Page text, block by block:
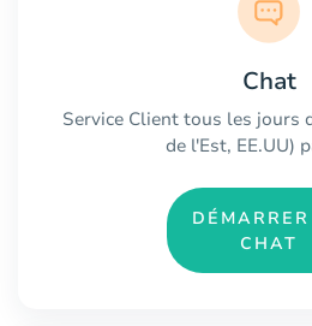
Chat
Service Client tous les jours
de l'Est, EE.UU)
CHAT